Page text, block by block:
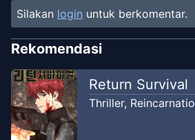
Chapter24 -Deklarasi Perang
Okyy Komik
Chapter23 -Pengamatan Ogre
(2)
Okyy Komik
Silakan login untuk berkomentar.
Rekomendasi
Return Survival
Thriller,